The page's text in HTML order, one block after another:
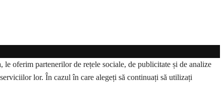
oferim partenerilor de rețele sociale, de publicitate și de analize
lor. În cazul în care alegeți să continuați să utilizați